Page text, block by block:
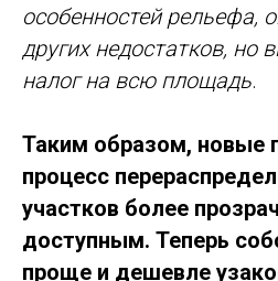
особенностей рельефа,
других недостатков, но
налог на всю площадь.
Таким образом, новые
процесс
участков более
доступным. Теперь
проще и дешевле